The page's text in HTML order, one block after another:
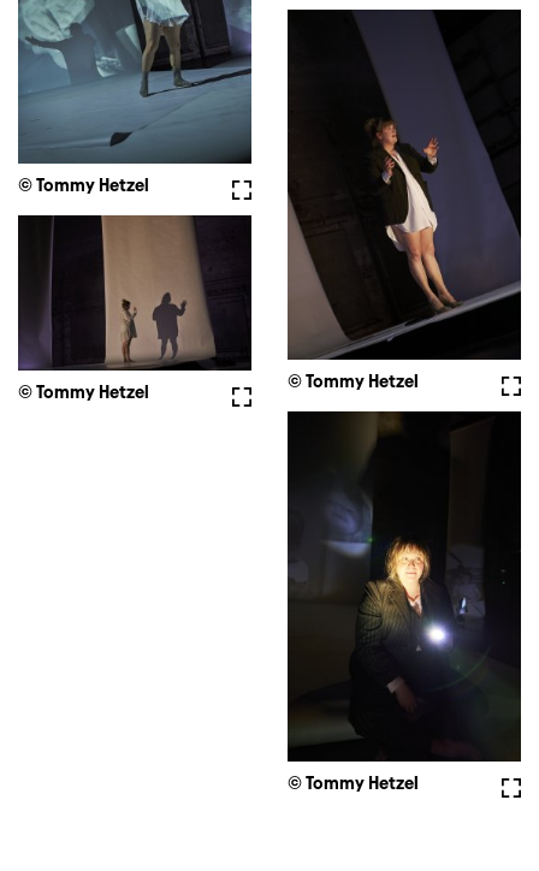
Fullscreen
© Tommy Hetzel
© Tommy Hetzel
Fullscreen
© Tommy Hetzel
© Tommy Hetzel